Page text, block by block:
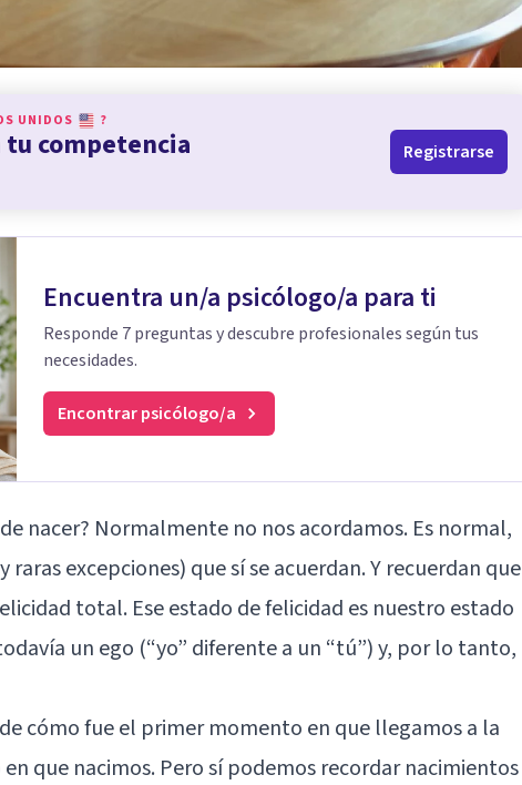
UNIDOS ?
competencia
Registrarse
Encuentra un/a psicólogo/a para ti
Responde 7 preguntas y descubre profesionales según tus
necesidades.
Encontrar psicólogo/a
nacer? Normalmente no nos acordamos. Es normal,
excepciones) que sí se acuerdan. Y recuerdan que
total. Ese estado de felicidad es nuestro estado
un ego (“yo” diferente a un “tú”) y, por lo tanto,
cómo fue el primer momento en que llegamos a la
que nacimos. Pero sí podemos recordar nacimientos